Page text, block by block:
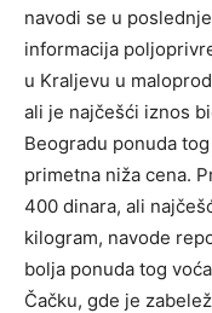
navodi se u
informacija
u Kraljevu u
ali je najčešći iznos
Beogradu ponuda
primetna niža cena.
400 dinara, ali
kilogram, navode
bolja ponuda tog
Čačku, gde je